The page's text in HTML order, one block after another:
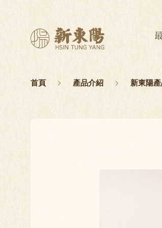
首頁 產品介紹 新東陽